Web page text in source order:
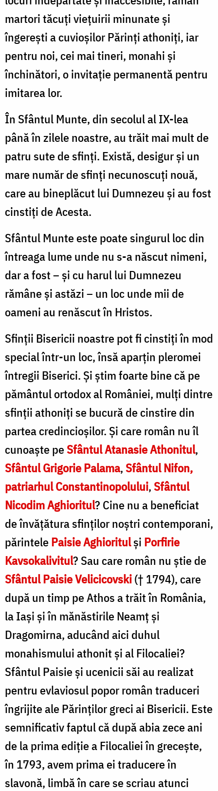
martori tăcuți viețuirii minunate și
îngerești a cuvioșilor Părinți athoniți, iar
pentru noi, cei mai tineri, monahi și
închinători, o invitație permanentă pentru
imitarea lor.
În Sfântul Munte, din secolul al IX-lea
până în zilele noastre, au trăit mai mult de
patru sute de sfinți. Există, desigur și un
mare număr de sfinți necunoscuți nouă,
care au bineplăcut lui Dumnezeu și au fost
cinstiți de Acesta.
Sfântul Munte este poate singurul loc din
întreaga lume unde nu s-a născut nimeni,
dar a fost – și cu harul lui Dumnezeu
rămâne și astăzi – un loc unde mii de
oameni au renăscut în Hristos.
Sfinții Bisericii noastre pot fi cinstiți în mod
special într-un loc, însă aparțin pleromei
întregii Biserici. Și știm foarte bine că pe
pământul ortodox al României, mulți dintre
sfinții athoniți se bucură de cinstire din
partea credincioșilor. Și care român nu îl
cunoaște peSfântul Atanasie Athonitul,
Sfântul Grigorie Palama,Sfântul Nifon,
patriarhul Constantinopolului,Sfântul
Nicodim Aghioritul? Cine nu a beneficiat
de învățătura sfinților noștri contemporani,
părintelePaisie Aghioritulși Porfirie
Kavsokalivitul? Sau care român nu știe de
Sfântul Paisie Velicicovski(† 1794), care
după un timp pe Athos a trăit în România,
la Iași și în mănăstirile Neamț și
Dragomirna, aducând aici duhul
monahismului athonit și al Filocaliei?
Sfântul Paisie și ucenicii săi au realizat
pentru evlaviosul popor român traduceri
îngrijite ale Părinților greci ai Bisericii. Este
semnificativ faptul că după abia zece ani
de la prima ediție a Filocaliei în grecește,
în 1793, avem prima ei traducere în
slavonă, limbă în care se scriau atunci